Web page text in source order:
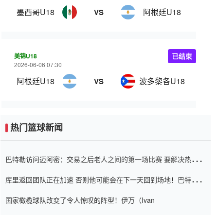
墨西哥U18 VS 阿根廷U18
美锦U18
2026-06-06 07:30
阿根廷U18 VS 波多黎各U18
已结束
热门篮球新闻
巴特勒访问迈阿密：交易之后老人之间的第一场比赛 要解决热情的
库里返回团队正在加速 否则他可能会在下一天回到场地！巴特勒迈
国家橄榄球队改变了令人惊叹的阵型！伊万（Ivan